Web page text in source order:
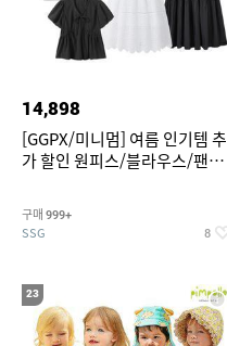
14,898
[GGPX/미니멈] 여름 인기템 추
가 할인 원피스/블라우스/팬츠
구매 999+
SSG 8
23